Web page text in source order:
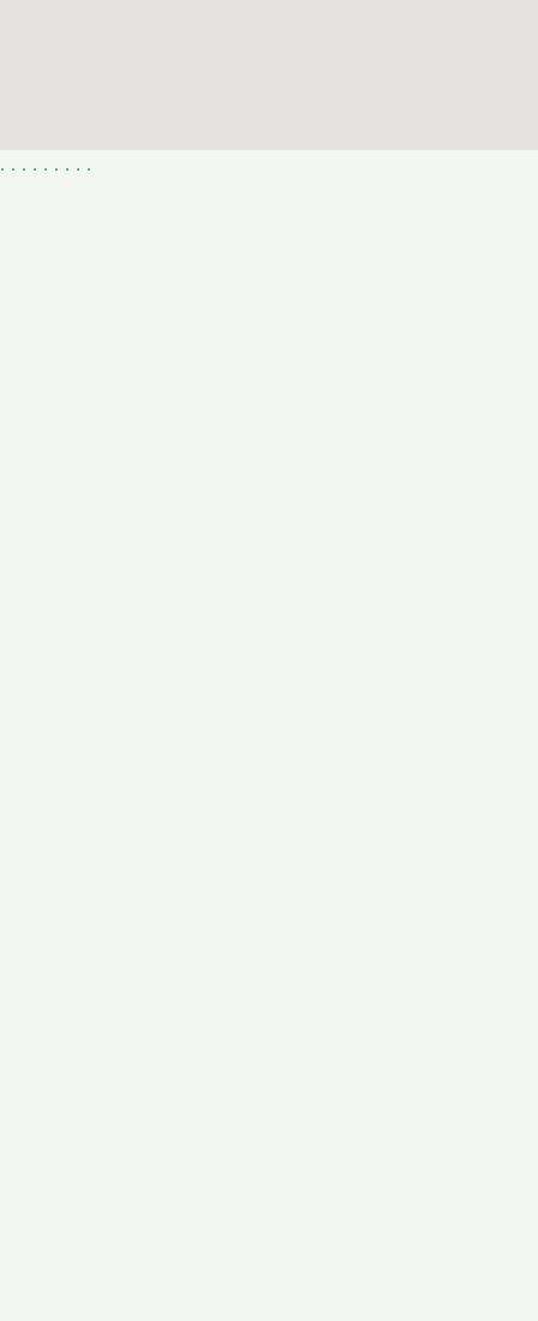
. . . . . . . . .